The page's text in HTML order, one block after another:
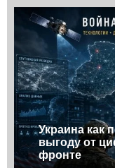
Украина как
выгоду от
фронте